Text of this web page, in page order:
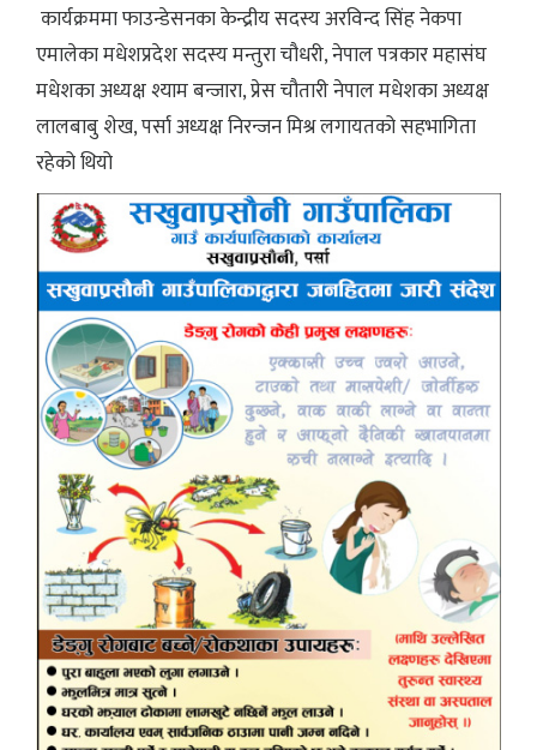
कार्यक्रममा फाउन्डेसनका केन्द्रीय सदस्य अरविन्द सिंह नेकपा
एमालेका मधेशप्रदेश सदस्य मन्तुरा चौधरी, नेपाल पत्रकार महासंघ
मधेशका अध्यक्ष श्याम बन्जारा, प्रेस चौतारी नेपाल मधेशका अध्यक्ष
लालबाबु शेख, पर्सा अध्यक्ष निरन्जन मिश्र लगायतको सहभागिता
रहेको थियो